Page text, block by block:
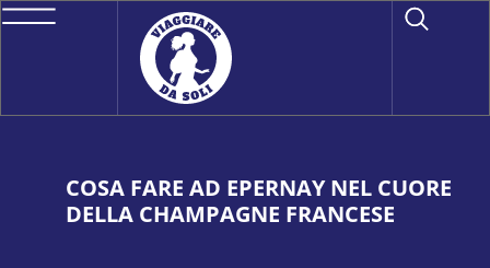
COSA FARE AD EPERNAY NEL CUORE
DELLA CHAMPAGNE FRANCESE